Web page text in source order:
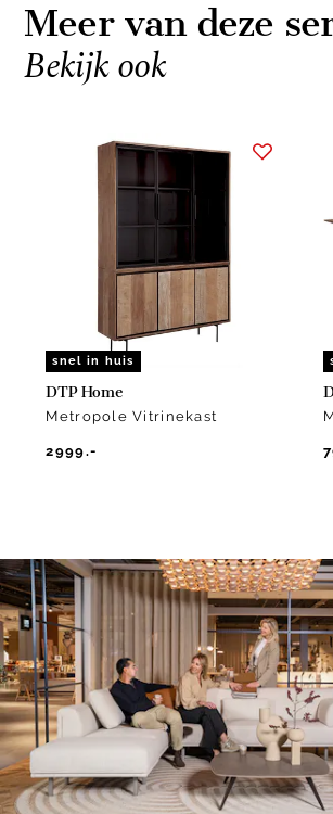
Meer van deze
Bekijk ook
snel in huis
DTP Home
Metropole Vitrinekast
2999.-